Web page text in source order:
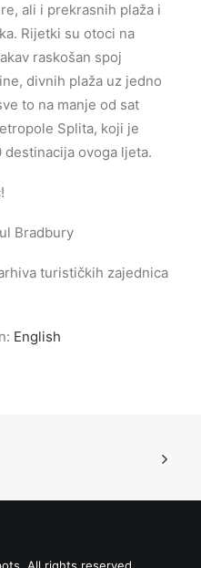
ali i prekrasnih plaža i
Rijetki su otoci na
raskošan spoj
divnih plaža uz jedno
to na manje od sat
Splita, koji je
ovoga ljeta.
Bradbury
turističkih zajednica
English